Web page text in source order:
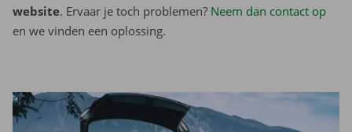
website. Ervaar je toch problemen? Neem dan contact op
en we vinden een oplossing.